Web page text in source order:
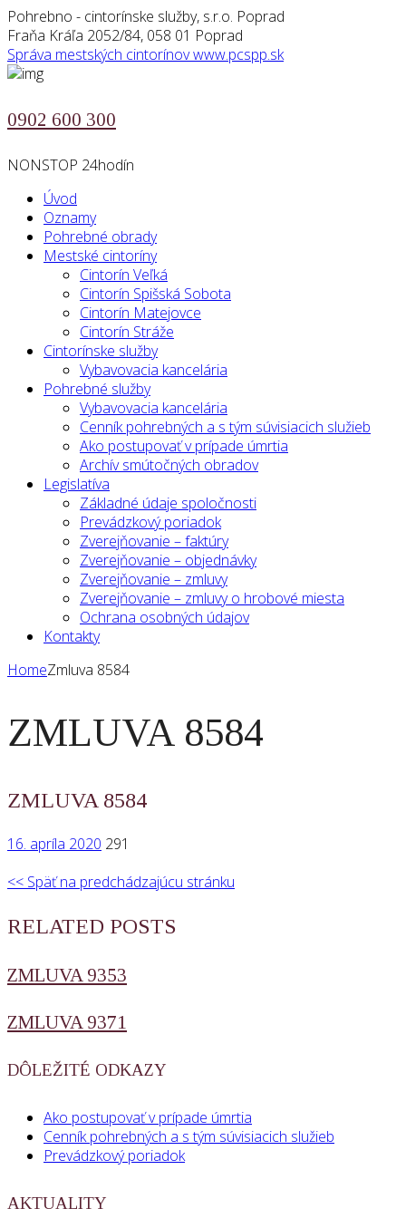
Pohrebno - cintorínske služby, s.r.o. Poprad
Fraňa Kráľa 2052/84, 058 01 Poprad
Správa mestských cintorínovwww.pcspp.sk
0902 600 300
NONSTOP 24hodín
Úvod
Oznamy
Pohrebné obrady
Mestské cintoríny
Cintorín Veľká
Cintorín Spišská Sobota
Cintorín Matejovce
Cintorín Stráže
Cintorínske služby
Vybavovacia kancelária
Pohrebné služby
Vybavovacia kancelária
Cenník pohrebných a s tým súvisiacich služieb
Ako postupovať v prípade úmrtia
Archív smútočných obradov
Legislatíva
Základné údaje spoločnosti
Prevádzkový poriadok
Zverejňovanie – faktúry
Zverejňovanie – objednávky
Zverejňovanie – zmluvy
Zverejňovanie – zmluvy o hrobové miesta
Ochrana osobných údajov
Kontakty
HomeZmluva 8584
ZMLUVA 8584
ZMLUVA 8584
16. apríla 2020 291
<< Späť na predchádzajúcu stránku
RELATED POSTS
ZMLUVA 9353
ZMLUVA 9371
DÔLEŽITÉ ODKAZY
Ako postupovať v prípade úmrtia
Cenník pohrebných a s tým súvisiacich služieb
Prevádzkový poriadok
AKTUALITY